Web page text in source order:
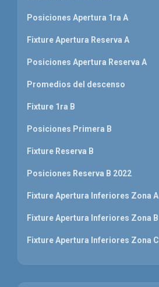
Posiciones Apertura 1ra A
Fixture Apertura Reserva A
Posiciones Apertura Reserva A
Promedios del descenso
Fixture 1ra B
Posiciones Primera B
Fixture Reserva B
Posiciones Reserva B 2022
Fixture Apertura Inferiores Zona A
Fixture Apertura Inferiores Zona B
Fixture Apertura Inferiores Zona C